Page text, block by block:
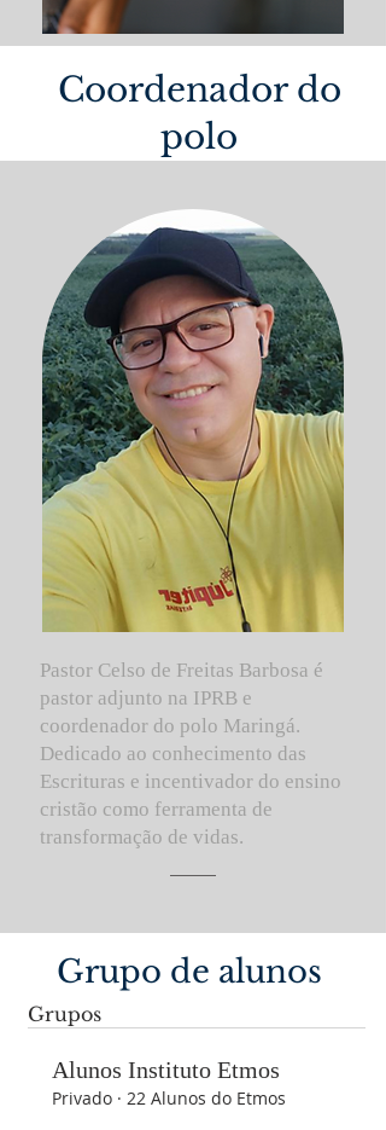
Coordenador do
polo
Pastor Celso de Freitas Barbosa é
pastor adjunto na IPRB e
coordenador do polo Maringá.
Dedicado ao conhecimento das
Escrituras e incentivador do ensino
cristão como ferramenta de
transformação de vidas.
Grupo de alunos
Grupos
Alunos Instituto Etmos
Privado · 22 Alunos do Etmos